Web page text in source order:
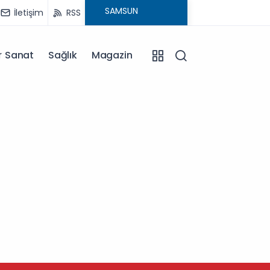
İletişim RSS
Sanat Sağlık Magazin